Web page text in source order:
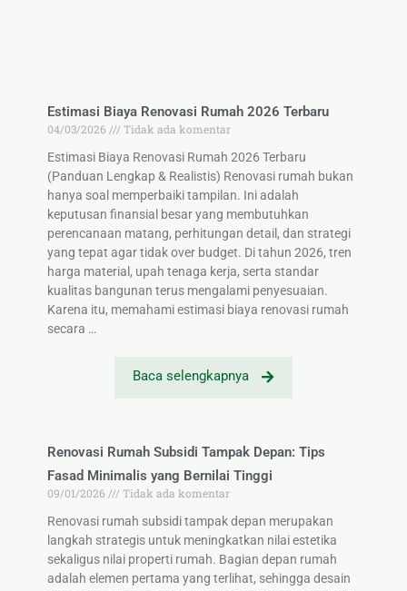
Estimasi Biaya Renovasi Rumah 2026 Terbaru
04/03/2026
Tidak ada komentar
Estimasi Biaya Renovasi Rumah 2026 Terbaru
(Panduan Lengkap & Realistis) Renovasi rumah bukan
hanya soal memperbaiki tampilan. Ini adalah
keputusan finansial besar yang membutuhkan
perencanaan matang, perhitungan detail, dan strategi
yang tepat agar tidak over budget. Di tahun 2026, tren
harga material, upah tenaga kerja, serta standar
kualitas bangunan terus mengalami penyesuaian.
Karena itu, memahami estimasi biaya renovasi rumah
secara …
Baca selengkapnya
Renovasi Rumah Subsidi Tampak Depan: Tips
Fasad Minimalis yang Bernilai Tinggi
09/01/2026
Tidak ada komentar
Renovasi rumah subsidi tampak depan merupakan
langkah strategis untuk meningkatkan nilai estetika
sekaligus nilai properti rumah. Bagian depan rumah
adalah elemen pertama yang terlihat, sehingga desain